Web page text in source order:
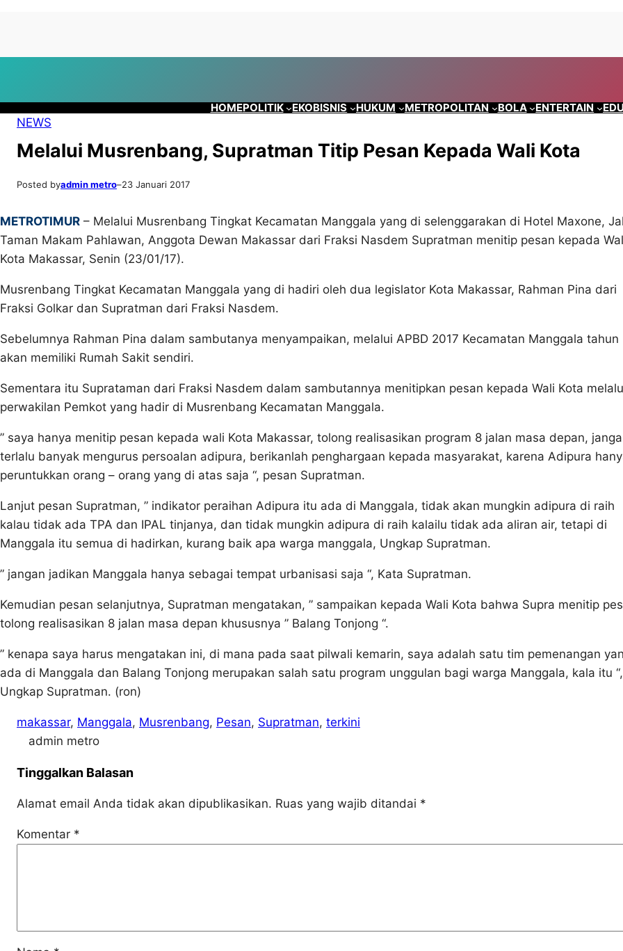
konten
content
HOMEPOLITIK EKOBISNIS HUKUM METROPOLITAN BOLA ENTERTAIN
NEWS
Melalui Musrenbang, Supratman Titip Pesan Kepada Wali Kota
Posted byadmin metro–23 Januari 2017
METROTIMUR – Melalui Musrenbang Tingkat Kecamatan Manggala yang di selenggarakan di Hotel Maxone,
Taman Makam Pahlawan, Anggota Dewan Makassar dari Fraksi Nasdem Supratman menitip pesan kepada
Kota Makassar, Senin (23/01/17).
Musrenbang Tingkat Kecamatan Manggala yang di hadiri oleh dua legislator Kota Makassar, Rahman Pina dari
Fraksi Golkar dan Supratman dari Fraksi Nasdem.
Sebelumnya Rahman Pina dalam sambutanya menyampaikan, melalui APBD 2017 Kecamatan Manggala tahun
akan memiliki Rumah Sakit sendiri.
Sementara itu Suprataman dari Fraksi Nasdem dalam sambutannya menitipkan pesan kepada Wali Kota
perwakilan Pemkot yang hadir di Musrenbang Kecamatan Manggala.
” saya hanya menitip pesan kepada wali Kota Makassar, tolong realisasikan program 8 jalan masa depan,
terlalu banyak mengurus persoalan adipura, berikanlah penghargaan kepada masyarakat, karena Adipura
peruntukkan orang – orang yang di atas saja “, pesan Supratman.
Lanjut pesan Supratman, ” indikator peraihan Adipura itu ada di Manggala, tidak akan mungkin adipura di raih
kalau tidak ada TPA dan IPAL tinjanya, dan tidak mungkin adipura di raih kalailu tidak ada aliran air, tetapi di
Manggala itu semua di hadirkan, kurang baik apa warga manggala, Ungkap Supratman.
” jangan jadikan Manggala hanya sebagai tempat urbanisasi saja “, Kata Supratman.
Kemudian pesan selanjutnya, Supratman mengatakan, ” sampaikan kepada Wali Kota bahwa Supra menitip
tolong realisasikan 8 jalan masa depan khususnya ” Balang Tonjong “.
” kenapa saya harus mengatakan ini, di mana pada saat pilwali kemarin, saya adalah satu tim pemenangan
ada di Manggala dan Balang Tonjong merupakan salah satu program unggulan bagi warga Manggala, kala itu “,
Ungkap Supratman. (ron)
makassar, Manggala, Musrenbang, Pesan, Supratman, terkini
admin metro
Tinggalkan Balasan
Alamat email Anda tidak akan dipublikasikan. Ruas yang wajib ditandai *
Komentar *